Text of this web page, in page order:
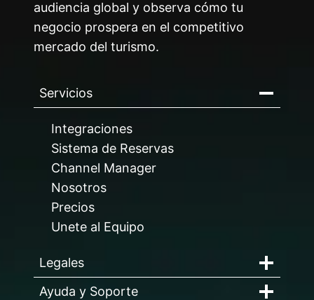
audiencia global y observa cómo tu
negocio prospera en el competitivo
mercado del turismo.
Servicios
Integraciones
Sistema de Reservas
Channel Manager
Nosotros
Precios
Unete al Equipo
Legales
Ayuda y Soporte